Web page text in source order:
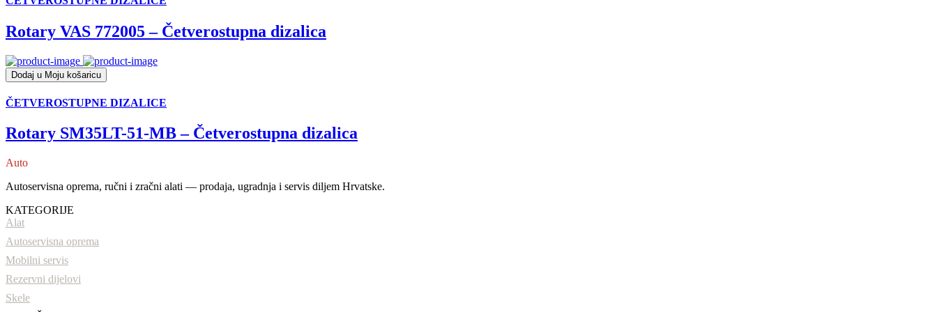
Rotary VAS 772005 – Četverostupna dizalica
Dodaj u Moju košaricu
ČETVEROSTUPNE DIZALICE
Rotary SM35LT-51-MB – Četverostupna dizalica
Auto
Autoservisna oprema, ručni i zračni alati — prodaja, ugradnja i servis diljem Hrvatske.
KATEGORIJE
Alat
Autoservisna oprema
Mobilni servis
Rezervni dijelovi
Skele